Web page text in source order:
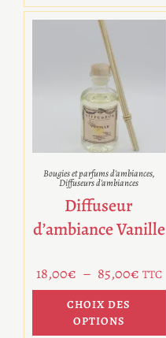
Bougies et parfums d'ambiances,
Diffuseurs d'ambiances
Diffuseur
d’ambiance Vanille
18,00€ – 85,00€ TTC
CHOIX DES
OPTIONS